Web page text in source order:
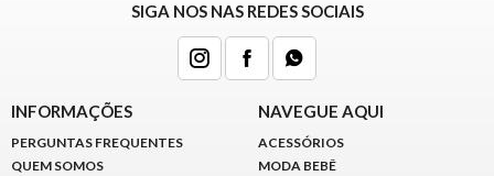
SIGA NOS NAS REDES SOCIAIS
INFORMAÇÕES
PERGUNTAS FREQUENTES
QUEM SOMOS
NAVEGUE AQUI
ACESSÓRIOS
MODA BEBÊ